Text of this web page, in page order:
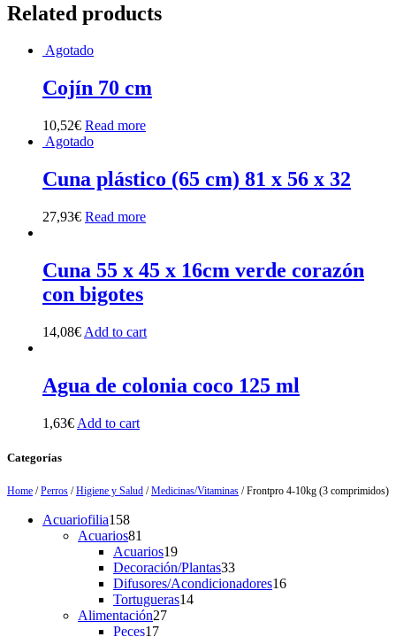
Related products
Agotado
Cojín 70 cm
10,52€ Read more
Agotado
Cuna plástico (65 cm) 81 x 56 x 32
27,93€ Read more
Cuna 55 x 45 x 16cm verde corazón
con bigotes
14,08€ Add to cart
Agua de colonia coco 125 ml
1,63€ Add to cart
Categorías
Home /Perros /Higiene y Salud /Medicinas/Vitaminas / Frontpro 4-10kg (3 comprimidos)
Acuariofilia158158
products
Acuarios81
products
Acuarios1919
products
Decoración/Plantas3333
products
Difusores/Acondicionadores1616
Tortugueras1414
Alimentación2727
Peces1717